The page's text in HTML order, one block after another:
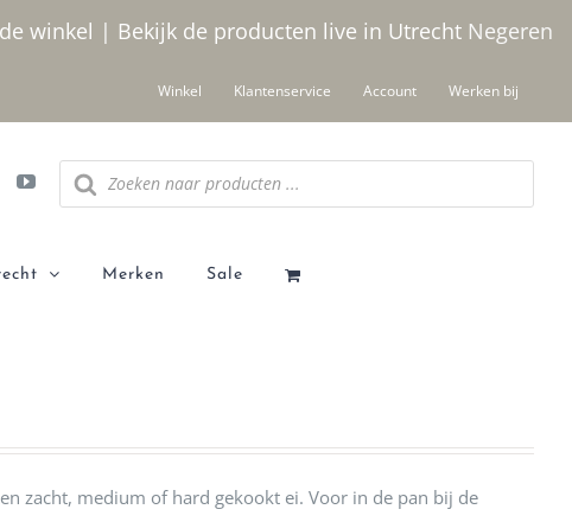
winkel | Bekijk de producten live in Utrecht Negeren
Winkel Klantenservice Account Werken bij
Producten
zoeken
Merken Sale
zacht, medium of hard gekookt ei. Voor in de pan bij de